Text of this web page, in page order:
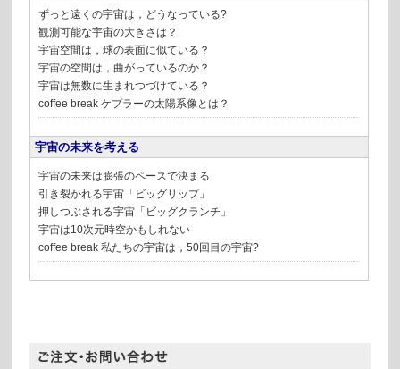
ずっと遠くの宇宙は，どうなっている?
観測可能な宇宙の大きさは？
宇宙空間は，球の表面に似ている？
宇宙の空間は，曲がっているのか？
宇宙は無数に生まれつづけている？
coffee break ケプラーの太陽系像とは？
宇宙の未来を考える
宇宙の未来は膨張のペースで決まる
引き裂かれる宇宙「ビッグリップ」
押しつぶされる宇宙「ビッグクランチ」
宇宙は10次元時空かもしれない
coffee break 私たちの宇宙は，50回目の宇宙?